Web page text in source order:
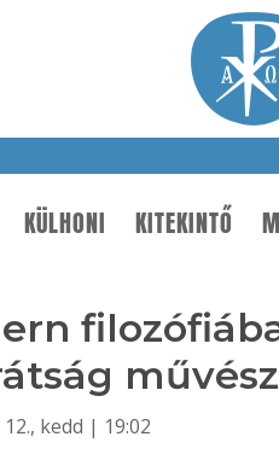
KÜLHONI KITEKINTŐ
kedd | 19:02